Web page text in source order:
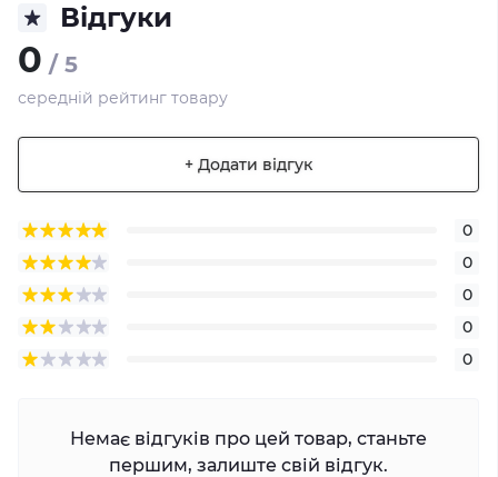
Відгуки
0 / 5
середній рейтинг товару
+ Додати відгук
0
0
0
0
0
Немає відгуків про цей товар, станьте
першим, залиште свій відгук.